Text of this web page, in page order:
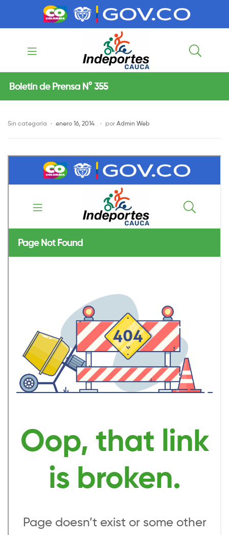
Indeportes
Cauca
Boletín de Prensa N° 355
Sin categoría enero 16, 2014 por Admin Web